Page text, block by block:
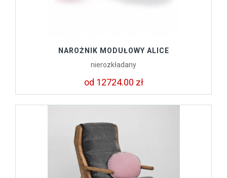
NAROŻNIK MODUŁOWY ALICE
nierozkładany
od 12724.00 zł